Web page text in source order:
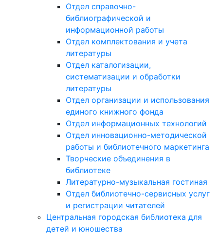
Отдел справочно-
библиографической и
информационной работы
Отдел комплектования и учета
литературы
Отдел каталогизации,
систематизации и обработки
литературы
Отдел организации и использования
единого книжного фонда
Отдел информационных технологий
Отдел инновационно-методической
работы и библиотечного маркетинга
Творческие объединения в
библиотеке
Литературно-музыкальная гостиная
Отдел библиотечно-сервисных услуг
и регистрации читателей
Центральная городская библиотека для
детей и юношества